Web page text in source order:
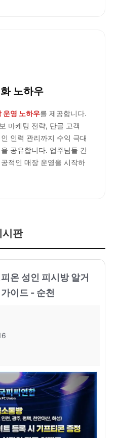
노하우
운영 노하우를 제공합니다.
마케팅 전략, 단골 고객
인력 관리까지 수익 극대
공유합니다. 업주님들 간
적인 매장 운영을 시작하
시판
온 성인 피시방 알거
이드 - 순천